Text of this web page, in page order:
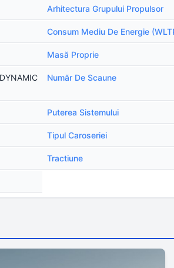
Arhitectura Grupului Propulsor
Consum Mediu De Energie
Masă Proprie
Număr De Scaune
Puterea Sistemului
Tipul Caroseriei
Tractiune